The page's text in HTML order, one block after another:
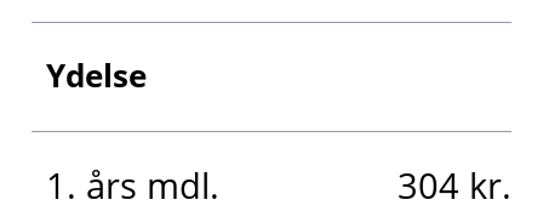
Ydelse
1. års mdl.
304 kr.